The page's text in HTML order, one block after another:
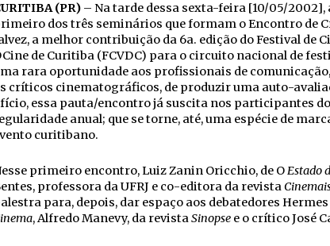
(PR)– Na tarde dessa sexta-feira [10/05/2002],
dos três seminários que formam o Encontro de
a melhor contribuição da 6a. edição do Festival de
de Curitiba (FCVDC) para o circuito nacional de
rara oportunidade aos profissionais de
críticos cinematográficos, de produzir uma auto-
essa pauta/encontro já suscita nos participantes
anual; que se torne, até, uma espécie de
curitibano.
primeiro encontro, Luiz Zanin Oricchio, de OEstado
professora da UFRJ e co-editora da revista
para, depois, dar espaço aos debatedores Hermes
, Alfredo Manevy, da revistaSinopsee o crítico José